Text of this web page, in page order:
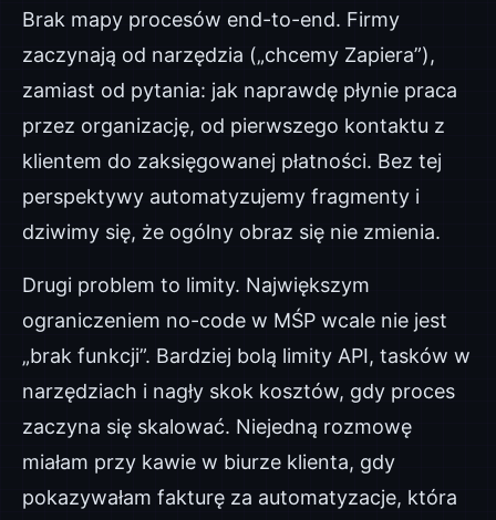
Brak mapy procesów end-to-end. Firmy
zaczynają od narzędzia („chcemy Zapiera”),
zamiast od pytania: jak naprawdę płynie praca
przez organizację, od pierwszego kontaktu z
klientem do zaksięgowanej płatności. Bez tej
perspektywy automatyzujemy fragmenty i
dziwimy się, że ogólny obraz się nie zmienia.
Drugi problem to limity. Największym
ograniczeniem no-code w MŚP wcale nie jest
„brak funkcji”. Bardziej bolą limity API, tasków w
narzędziach i nagły skok kosztów, gdy proces
zaczyna się skalować. Niejedną rozmowę
miałam przy kawie w biurze klienta, gdy
pokazywałam fakturę za automatyzacje, która